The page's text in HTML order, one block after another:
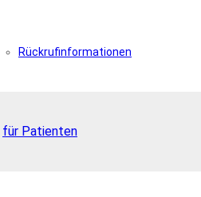
Rückrufinformationen
für Patienten